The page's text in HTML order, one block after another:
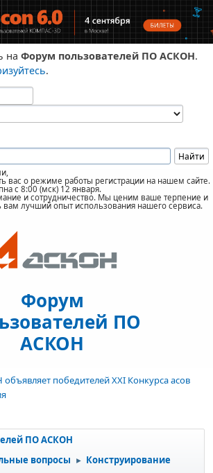
на Форум пользователей ПО АСКОН.
.
вас о режиме работы регистрации на нашем сайте.
с 8:00 (мск) 12 января.
и сотрудничество. Мы ценим ваше терпение и
вам лучший опыт использования нашего сервиса.
Форум
ПО
АСКОН
победителей XXI Конкурса асов
ПО АСКОН
вопросы ► Конструирование